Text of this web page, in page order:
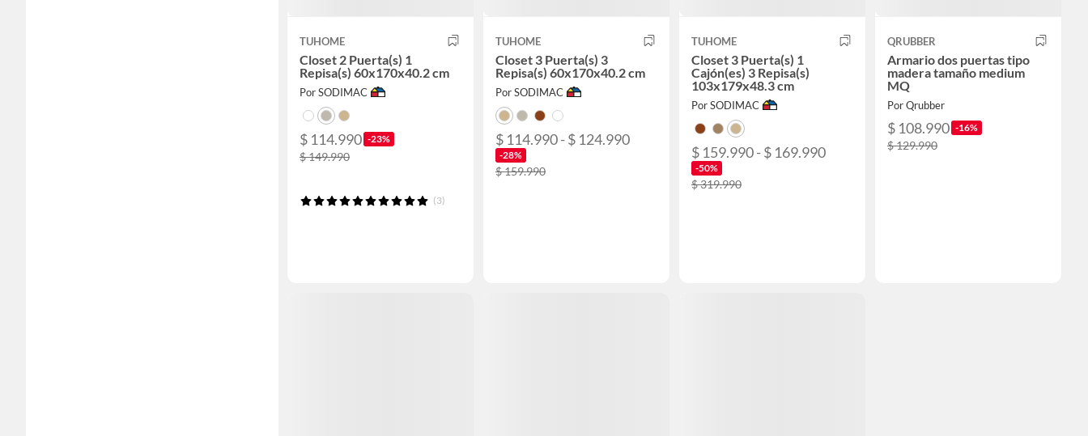
TUHOME
Closet 2 Puerta(s) 1
Repisa(s) 60x170x40.2 cm
Por SODIMAC
$ 114.990 -23%
$ 149.990
(3)
TUHOME
Closet 3 Puerta(s) 3
Repisa(s) 60x170x40.2 cm
Por SODIMAC
$ 114.990 - $ 124.990
-28%
$ 159.990
TUHOME
Closet 3 Puerta(s) 1
Cajón(es) 3 Repisa(s)
103x179x48.3 cm
Por SODIMAC
$ 159.990 - $ 169.990
-50%
$ 319.990
QRUBBER
Armario dos puertas tipo
madera tamaño medium
MQ
Por Qrubber
$ 108.990 -16%
$ 129.990